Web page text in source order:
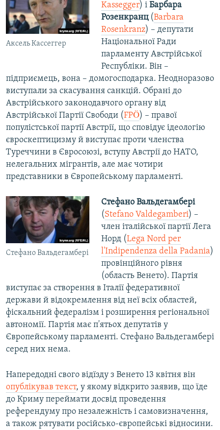
Аксель Кассеггер
Kassegger) і Барбара
Розенкранц(Barbara
Rosenkranz) – депутати
Національної Ради
парламенту Австрійської
Республіки. Він –
підприємець, вона – домогосподарка. Неодноразово
виступали за скасування санкцій. Обрані до
Австрійського законодавчого органу від
Австрійської Партії Свободи (FPÖ) – правої
популістської партії Австрії, що сповідує ідеологію
євроскептицизму й виступає проти членства
Туреччини в Євросоюзі, вступу Австрії до НАТО,
нелегальних мігрантів, але має чотири
представники в Європейському парламенті.
Стефано Вальдегамбері
Стефано Вальдегамбері
(Stefano Valdegamberi) –
член італійської партії Лега
Норд (Lega Nord per
l'Indipendenza della Padania)
провінційного рівня
(область Венето). Партія
виступає за створення в Італії федеративної
держави й відокремлення від неї всіх областей,
фіскальний федералізм і розширення регіональної
автономії. Партія має п'ятьох депутатів у
Європейському парламенті. Стефано Вальдегамбері
серед них нема.
Напередодні свого відїзду з Венето 13 квітня він
опублікував текст, у якому відкрито заявив, що їде
до Криму переймати досвід проведення
референдуму про незалежність і самовизначення,
а також рятувати російсько-європейські відносини.